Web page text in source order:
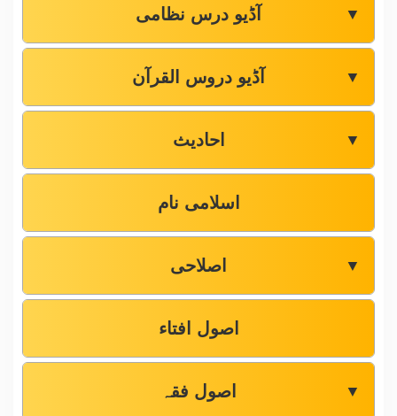
آڈیو درس نظامی ▼
آڈیو دروس القرآن ▼
احادیث ▼
اسلامی نام
اصلاحی ▼
اصول افتاء
اصول فقہ ▼